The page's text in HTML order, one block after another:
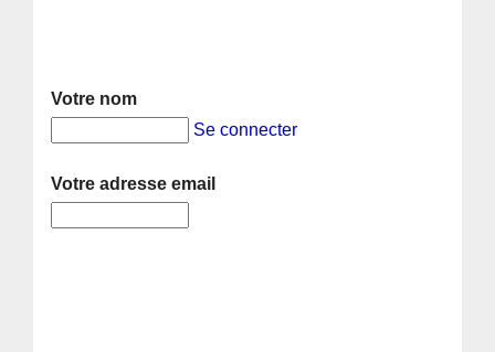
Votre nom
Se connecter
Votre adresse email